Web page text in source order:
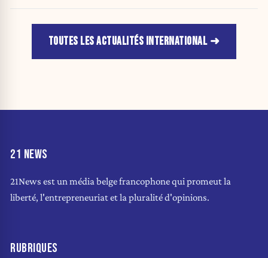
TOUTES LES ACTUALITÉS INTERNATIONAL
21 NEWS
21News est un média belge francophone qui promeut la
liberté, l'entrepreneuriat et la pluralité d'opinions.
RUBRIQUES